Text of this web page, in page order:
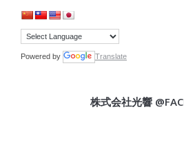
Powered by Translate
株式会社光響